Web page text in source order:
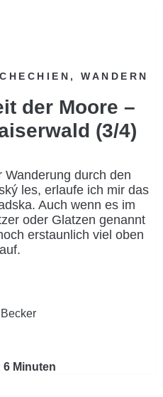
, WANDERN
der Moore –
(3/4)
Wanderung durch den
les, erlaufe ich mir das
Auch wenn es im
oder Glatzen genannt
erstaunlich viel oben
6 Minuten